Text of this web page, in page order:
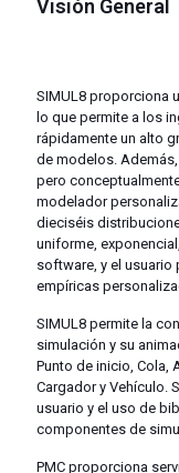
Visión General
SIMUL8 proporciona
lo que permite a los
rápidamente un alto
de modelos.
pero
modelador
dieciséis
uniforme,
software, y el
empíricas
SIMUL8 permite la
simulación y su
Punto de inicio, Cola,
Cargador y Vehículo.
usuario y el uso de
componentes de
PMC proporciona